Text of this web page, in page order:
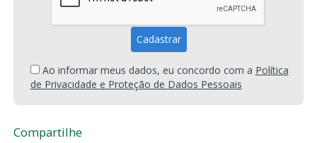
Ao informar meus dados, eu concordo com a Política
de Privacidade e Proteção de Dados Pessoais
Compartilhe